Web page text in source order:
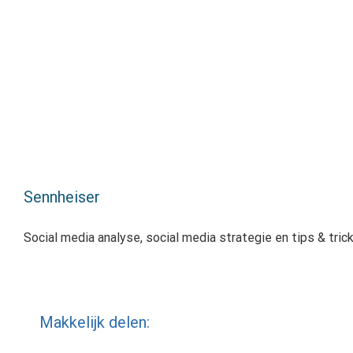
Sennheiser
Social media analyse, social media strategie en tips &
Makkelijk delen: